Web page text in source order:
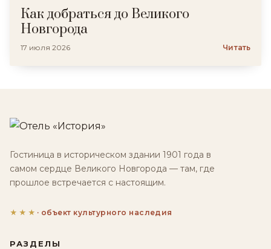
Как добраться до Великого
Новгорода
17 июля 2026 Читать
Гостиница в историческом здании 1901 года в
самом сердце Великого Новгорода — там, где
прошлое встречается с настоящим.
★★★ · объект культурного наследия
РАЗДЕЛЫ